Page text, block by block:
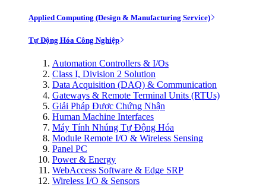
Applied Computing (Design & Manufacturing Service)
Tự Động Hóa Công Nghiệp
Automation Controllers & I/Os
Class I, Division 2 Solution
Data Acquisition (DAQ) & Communication
Gateways & Remote Terminal Units (RTUs)
Giải Pháp Được Chứng Nhận
Human Machine Interfaces
Máy Tính Nhúng Tự Động Hóa
Module Remote I/O & Wireless Sensing
Panel PC
Power & Energy
WebAccess Software & Edge SRP
Wireless I/O & Sensors